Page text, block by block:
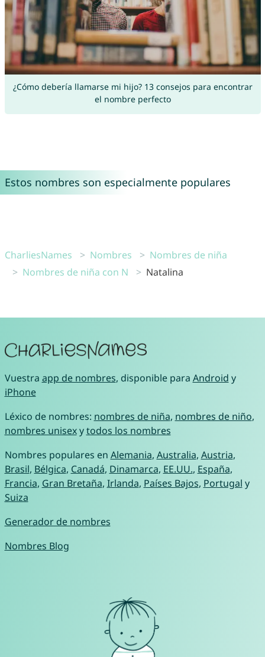
¿Cómo debería llamarse mi hijo? 13 consejos para encontrar
el nombre perfecto
Estos nombres son especialmente populares
CharliesNames Nombres
Nombres de niña
Nombres de niña con N
Natalina
Vuestra app de nombres, disponible para Android y
iPhone
Léxico de nombres: nombres de niña, nombres de niño,
nombres unisexytodos los nombres
Nombres populares en Alemania, Australia, Austria,
Brasil, Bélgica, Canadá, Dinamarca, EE.UU., España,
Francia, Gran Bretaña, Irlanda, Países Bajos, Portugal y
Suiza
Generador de nombres
Nombres Blog